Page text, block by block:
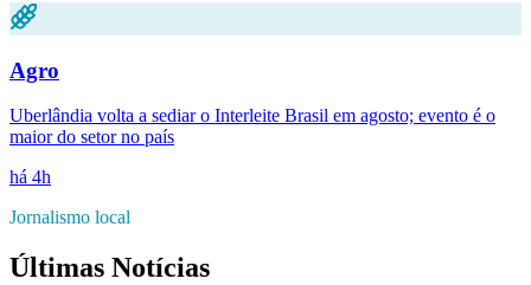
Agro
Uberlândia volta a sediar o Interleite Brasil em agosto; evento é o
maior do setor no país
há 4h
Jornalismo local
Últimas Notícias